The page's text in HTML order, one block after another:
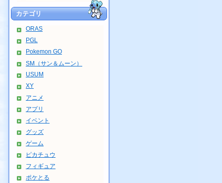
カテゴリ
ORAS
PGL
Pokemon GO
SM（サン＆ムーン）
USUM
XY
アニメ
アプリ
イベント
グッズ
ゲーム
ピカチュウ
フィギュア
ポケとる